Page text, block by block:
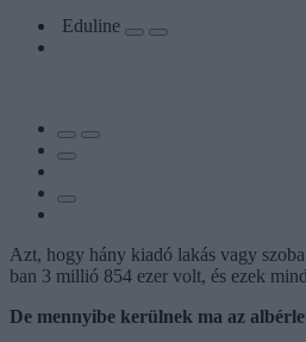
Eduline
Azt, hogy hány kiadó lakás vagy
ban 3 millió 854 ezer volt, és ezek
De mennyibe kerülnek ma az